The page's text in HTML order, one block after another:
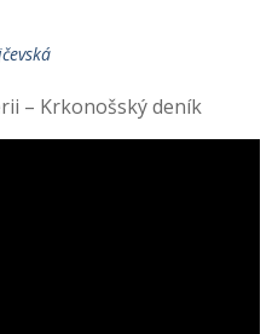
– Krkonošský deník